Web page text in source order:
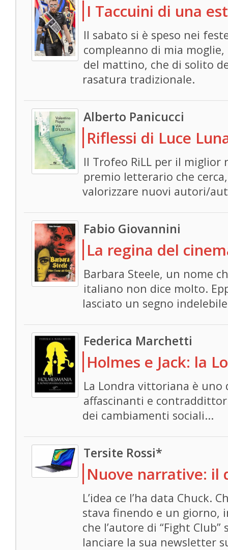
I Taccuini di una
Il sabato si è speso nei
compleanno di mia
del mattino, che di solito
rasatura tradizionale.
Alberto Panicucci
Riflessi di Luce
Il Trofeo RiLL per il
premio letterario che
valorizzare nuovi autori/
Fabio Giovannini
La regina del
Barbara Steele, un nome
italiano non dice molto.
lasciato un segno
Federica Marchetti
Holmes e Jack: la
La Londra vittoriana è
affascinanti e
dei cambiamenti sociali...
Tersite Rossi*
Nuove narrative: il
L’idea ce l’ha data Chuck.
stava finendo e un giorno,
che l’autore di “Fight
lanciare la sua newsletter